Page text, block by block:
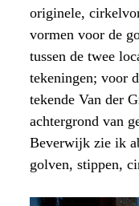
originele,
vormen voor de
tussen de twee
tekeningen; voor
tekende Van der
achtergrond van
Beverwijk zie ik
golven, stippen,